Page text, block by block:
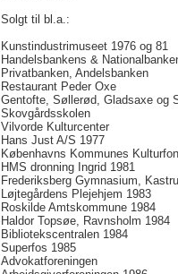
Solgt til bl.a.:
Kunstindustrimuseet 1976 og 81
Handelsbankens &
Privatbanken, Andelsbanken
Restaurant Peder Oxe
Gentofte, Søllerød, Gladsaxe og
Skovgårdsskolen
Vilvorde Kulturcenter
Hans Just A/S 1977
Københavns Kommunes
HMS dronning Ingrid 1981
Frederiksberg Gymnasium,
Løjtegårdens Plejehjem 1983
Roskilde Amtskommune 1984
Haldor Topsøe, Ravnsholm 1984
Bibliotekscentralen 1984
Superfos 1985
Advokatforeningen